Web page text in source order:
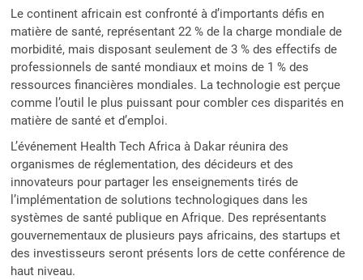
Le continent africain est confronté à d’importants défis en
matière de santé, représentant 22 % de la charge mondiale de
morbidité, mais disposant seulement de 3 % des effectifs de
professionnels de santé mondiaux et moins de 1 % des
ressources financières mondiales. La technologie est perçue
comme l’outil le plus puissant pour combler ces disparités en
matière de santé et d’emploi.
L’événement Health Tech Africa à Dakar réunira des
organismes de réglementation, des décideurs et des
innovateurs pour partager les enseignements tirés de
l’implémentation de solutions technologiques dans les
systèmes de santé publique en Afrique. Des représentants
gouvernementaux de plusieurs pays africains, des startups et
des investisseurs seront présents lors de cette conférence de
haut niveau.